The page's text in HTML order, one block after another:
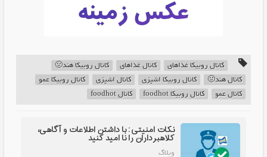
کانال روبیکا غذاهای کانال غذاهای
کانال روبیکا هند🤢
کانال هند🤢
کانال روبیکا اشپزی کانال اشپزی
کانال روبیکا عمو
کانال عمو
کانال روبیکا foodhot کانال foodhot
نکات امنیتی: با داشتن اطلاعات و آگاهی،
کلاهبرداران را نا امید کنید
وبلاگ